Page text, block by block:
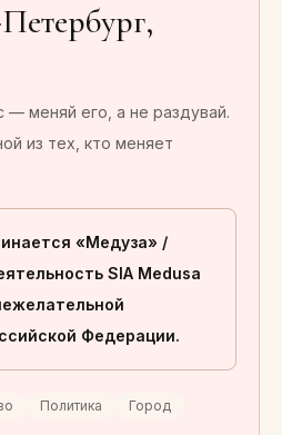
— меняй его, а не раздувай.
из тех, кто меняет
«Медуза» /
SIA Medusa
Федерации.
Политика Город